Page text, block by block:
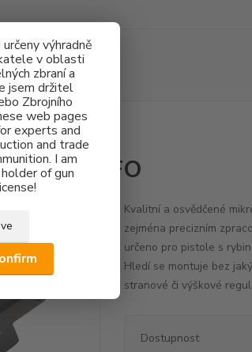
výhradně
v oblasti
zbraní a
jsem držitel
Zbrojního
web pages
experts and
and trade
I am
of gun
FO
1911 FO
Kvalitní a osvědčené
zejména precizním
určeno pro pistole s
Hledí se montuje bez
stranové či výškové
Dostupnost